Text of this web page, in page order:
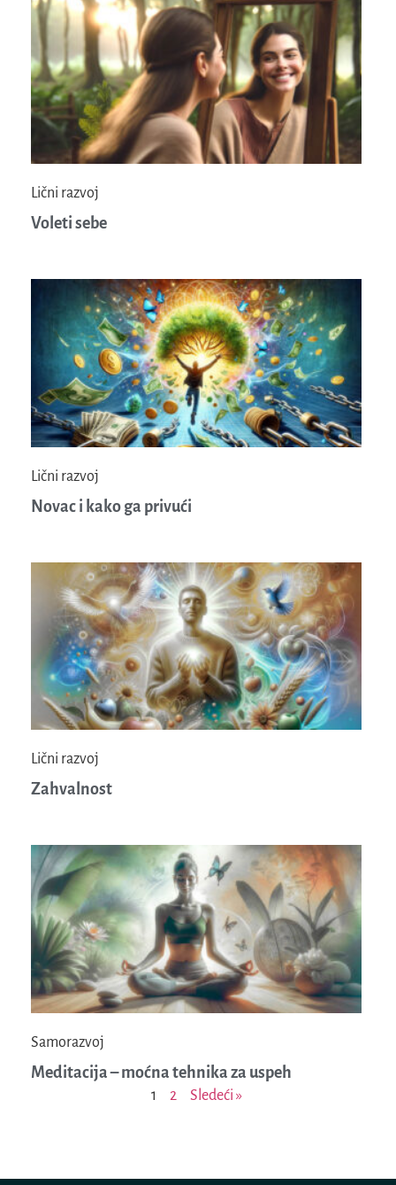
Lični razvoj
Voleti sebe
Lični razvoj
Novac i kako ga privući
Lični razvoj
Zahvalnost
Samorazvoj
Meditacija – moćna tehnika za uspeh
1 2 Sledeći »